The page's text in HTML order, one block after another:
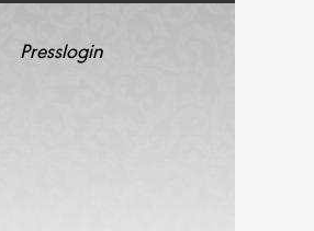
Presslogin